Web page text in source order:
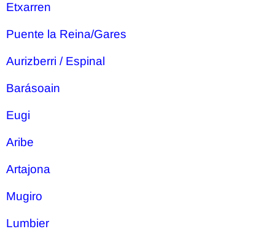
Etxarren
Puente la Reina/Gares
Aurizberri / Espinal
Barásoain
Eugi
Aribe
Artajona
Mugiro
Lumbier